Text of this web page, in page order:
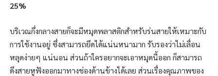
25%
บริเวณกึ่งกลางสายก็จะมีหมุดพลาสติกสำหรับร่นสายให้เหมาะกับ
การใช้งานอยู่ ซึ่งสามารถยึดได้แน่นหนามาก รับรองว่าไม่เลื่อน
หลุดง่ายๆ แน่นอน ส่วนถ้าใครอยากจะเอาหมุดนี้ออก ก็สามารถ
ดึงสายหูฟังออกมาทางช่องด้านข้างได้เลย ส่วนเรื่องคุณภาพของ